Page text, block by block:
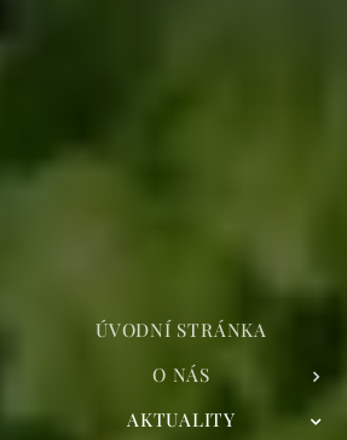
ÚVODNÍ STRÁNKA
O NÁS
AKTUALITY